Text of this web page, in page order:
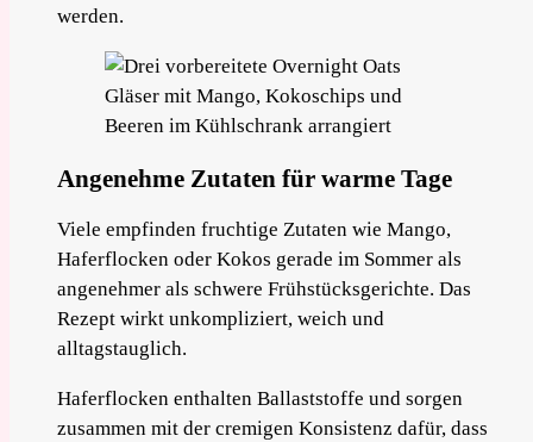
werden.
Angenehme Zutaten für warme Tage
Viele empfinden fruchtige Zutaten wie Mango,
Haferflocken oder Kokos gerade im Sommer als
angenehmer als schwere Frühstücksgerichte. Das
Rezept wirkt unkompliziert, weich und
alltagstauglich.
Haferflocken enthalten Ballaststoffe und sorgen
zusammen mit der cremigen Konsistenz dafür, dass